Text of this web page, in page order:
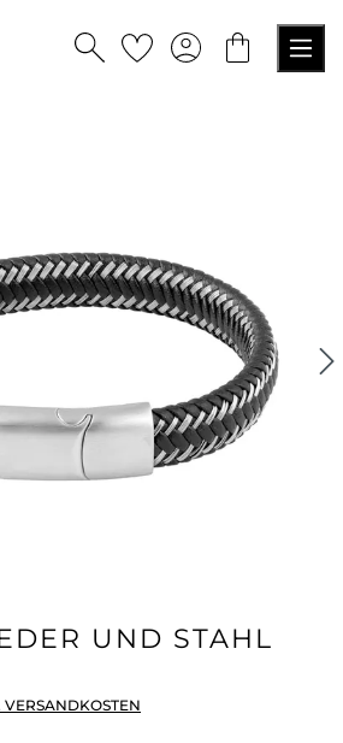
UND STAHL
VERSANDKOSTEN